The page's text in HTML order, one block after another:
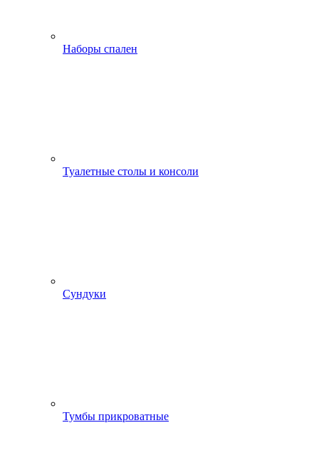
Наборы спален
Туалетные столы и консоли
Сундуки
Тумбы прикроватные